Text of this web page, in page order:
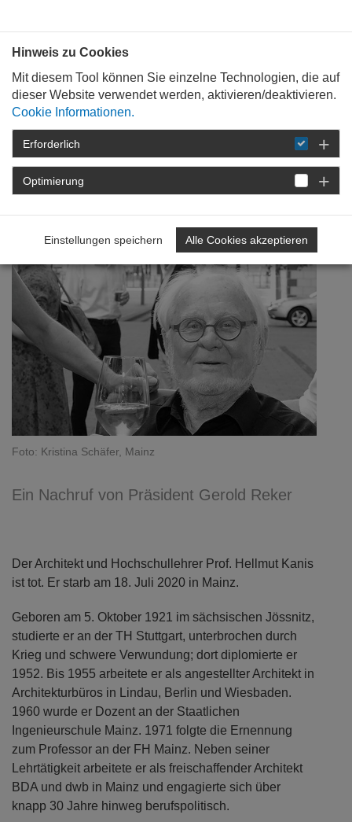
STARTSEITE DETAIL
Hellmut Kanis verstorben
Foto: Kristina Schäfer, Mainz
Ein Nachruf von Präsident Gerold Reker
Der Architekt und Hochschullehrer Prof. Hellmut Kanis
ist tot. Er starb am 18. Juli 2020 in Mainz.
Geboren am 5. Oktober 1921 im sächsischen Jössnitz,
studierte er an der TH Stuttgart, unterbrochen durch
Krieg und schwere Verwundung; dort diplomierte er
1952. Bis 1955 arbeitete er als angestellter Architekt in
Architekturbüros in Lindau, Berlin und Wiesbaden.
1960 wurde er Dozent an der Staatlichen
Ingenieurschule Mainz. 1971 folgte die Ernennung
zum Professor an der FH Mainz. Neben seiner
Lehrtätigkeit arbeitete er als freischaffender Architekt
BDA und dwb in Mainz und engagierte sich über
knapp 30 Jahre hinweg berufspolitisch.
Hinweis zu Cookies
Mit diesem Tool können Sie einzelne Technologien, die auf
dieser Website verwendet werden, aktivieren/deaktivieren.
Cookie Informationen.
Erforderlich
Optimierung
Einstellungen speichern Alle Cookies akzeptieren